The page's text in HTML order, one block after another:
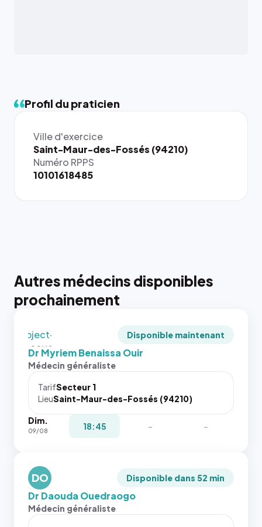
Profil du praticien
Ville d'exercice
Saint-Maur-des-Fossés (94210)
Numéro RPPS
10101618485
Autres médecins disponibles
prochainement
{# 40×40
: la taille
rendue par
`.profile-
puisque la
photo est
recadrée
`object-
fit: cover`.
Sans ces
navigateur
pas la
place, et
les trois
dernières
images de
l'annuaire
dans ce
Disponible maintenant
Dr Myriem Benaissa Ouir
Médecin généraliste
TarifSecteur 1
LieuSaint-Maur-des-Fossés (94210)
Dim.
09/08 18:45 - -
DO Disponible dans 52 min
Dr Daouda Ouedraogo
Médecin généraliste
{# 40×40
`.profile-
picture`,
et un
rapport 1:1